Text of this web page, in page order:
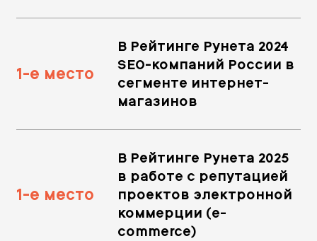
1-е место
В Рейтинге Рунета 2024
SEO-компаний России в
сегменте интернет-
магазинов
1-е место
В Рейтинге Рунета 2025
в работе с репутацией
проектов электронной
коммерции (e-
commerce)